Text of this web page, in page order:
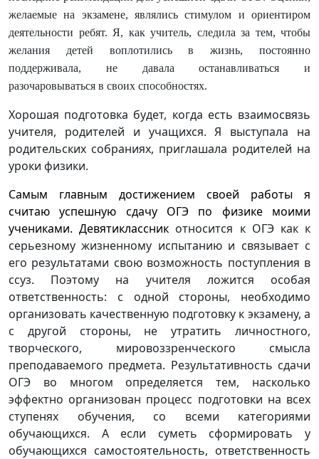
желаемые на экзамене, являлись стимулом и ориентиром
деятельности ребят. Я, как учитель, следила за тем, чтобы
желания детей воплотились в жизнь, постоянно
поддерживала, не давала останавливаться и
разочаровываться в своих способностях.
Хорошая подготовка будет, когда есть взаимосвязь
учителя, родителей и учащихся. Я выступала на
родительских собраниях, приглашала родителей на
уроки физики.
Самым главным достижением своей работы я
считаю успешную сдачу ОГЭ по физике моими
учениками. Девятиклассник относится к ОГЭ как к
серьезному жизненному испытанию и связывает с
его результатами свою возможность поступления в
ссуз. Поэтому на учителя ложится особая
ответственность: с одной стороны, необходимо
организовать качественную подготовку к экзамену, а
с другой стороны, не утратить личностного,
творческого, мировоззренческого смысла
преподаваемого предмета. Результативность сдачи
ОГЭ во многом определяется тем, насколько
эффектно организован процесс подготовки на всех
ступенях обучения, со всеми категориями
обучающихся. А если суметь сформировать у
обучающихся самостоятельность, ответственность